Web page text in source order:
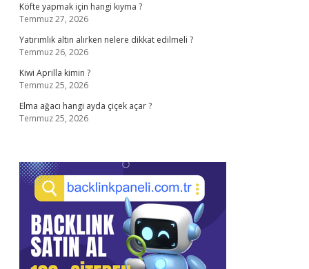
Köfte yapmak için hangi kıyma ?
Temmuz 27, 2026
Yatırımlık altın alırken nelere dikkat edilmeli ?
Temmuz 26, 2026
Kiwi Aprilla kimin ?
Temmuz 25, 2026
Elma ağacı hangi ayda çiçek açar ?
Temmuz 25, 2026